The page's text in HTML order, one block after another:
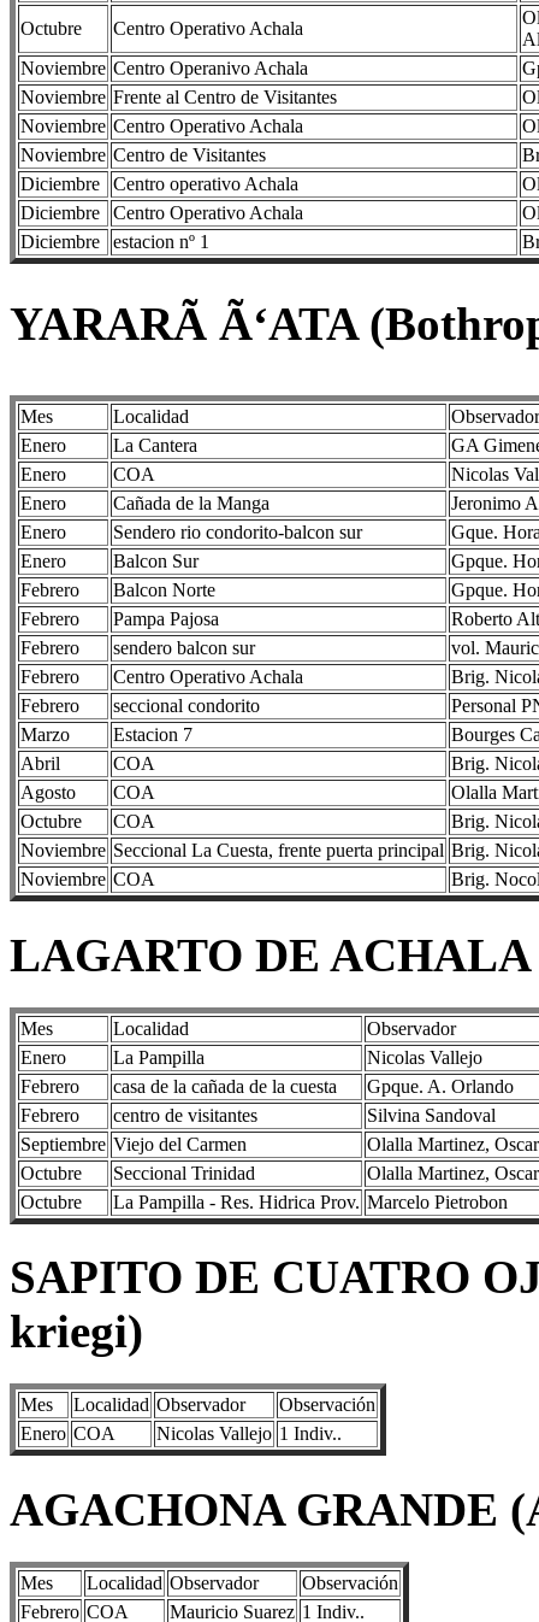
Octubre
Centro Operativo Achala
Noviembre Centro Operanivo Achala
Noviembre Frente al Centro de Visitantes
Noviembre Centro Operativo Achala
Noviembre Centro de Visitantes
Diciembre
Centro operativo Achala
Diciembre
Centro Operativo Achala
Diciembre
estacion nº 1
YARARÃ Ã‘ATA
Mes Localidad
Observador
Enero
La Cantera
GA
Enero
COA
Nicolas
Enero
Cañada de la Manga
Jeronimo
Enero
Sendero rio condorito-balcon sur
Gque.
Enero
Balcon Sur
Gpque.
Febrero
Balcon Norte
Gpque.
Febrero
Pampa Pajosa
Roberto
Febrero
sendero balcon sur
vol.
Febrero
Centro Operativo Achala
Brig.
Febrero
seccional condorito
Personal
Marzo
Estacion 7
Bourges
Abril
COA
Brig.
Agosto
COA
Olalla
Octubre
COA
Brig.
Noviembre Seccional La Cuesta, frente puerta principal Brig.
Noviembre COA Brig.
LAGARTO DE ACHALA
Mes Localidad
Observador
Enero
La Pampilla
Nicolas Vallejo
Febrero
casa de la cañada de la cuesta
Gpque. A. Orlando
Febrero
centro de visitantes
Silvina Sandoval
Septiembre Viejo del Carmen
Olalla Martinez,
Octubre
Seccional Trinidad
Olalla Martinez,
Octubre
La Pampilla - Res. Hidrica Prov. Marcelo Pietrobon
SAPITO DE CUATRO
kriegi)
Mes Localidad Observador
Observación
Enero COA Nicolas Vallejo 1 Indiv..
AGACHONA GRANDE
Mes Localidad Observador
Observación
Febrero COA Mauricio Suarez 1 Indiv..